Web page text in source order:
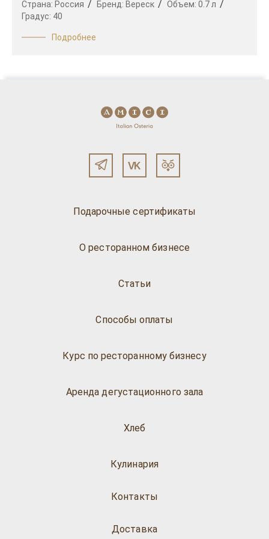
Страна: Россия Бренд: Вереск Объем: 0.7 л
Градус: 40
Подробнее
Подарочные сертификаты
О ресторанном бизнесе
Статьи
Способы оплаты
Курс по ресторанному бизнесу
Аренда дегустационного зала
Хлеб
Кулинария
Доставка
Контакты